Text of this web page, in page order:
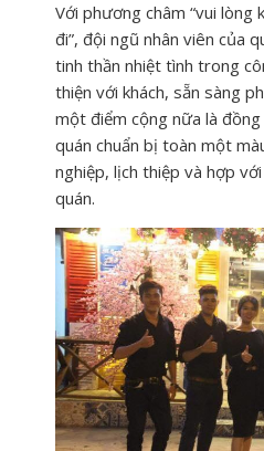
Với phương châm “vui lòng
đi”, đội ngũ nhân viên của
tinh thần nhiệt tình trong
thiện với khách, sẵn sàng
một điểm cộng nữa là
quán chuẩn bị toàn một
nghiệp, lịch thiệp và hợp
quán.